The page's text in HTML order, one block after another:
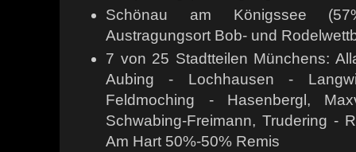
Schönau am Königssee
Austragungsort Bob- und
7 von 25 Stadtteilen Münchens:
Aubing - Lochhausen -
Feldmoching - Hasenbergl,
Schwabing-Freimann, Trudering -
Am Hart 50%-50% Remis